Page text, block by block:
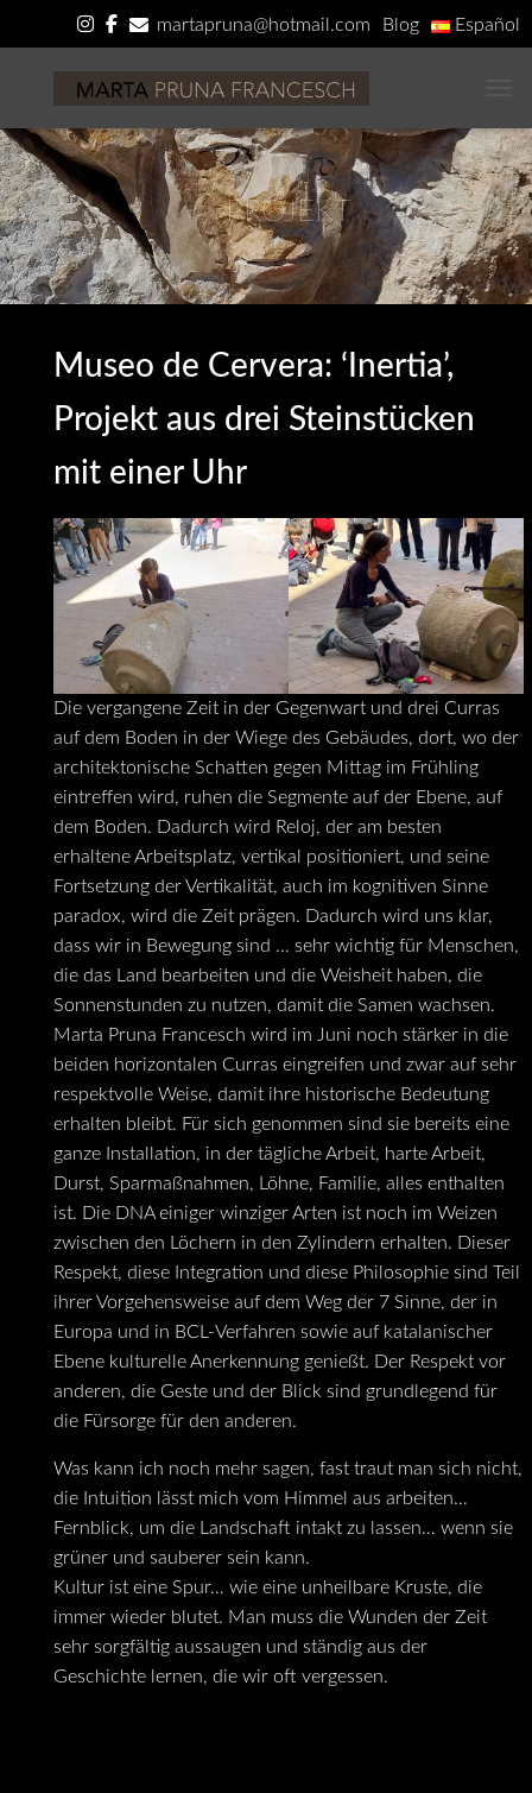
martapruna@hotmail.com Blog Español
Català Deutsch
PROJEKT
Museo de Cervera: ‘Inertia’,
Projekt aus drei Steinstücken
mit einer Uhr
Die vergangene Zeit in der Gegenwart und drei Curras
auf dem Boden in der Wiege des Gebäudes, dort, wo der
architektonische Schatten gegen Mittag im Frühling
eintreffen wird, ruhen die Segmente auf der Ebene, auf
dem Boden. Dadurch wird Reloj, der am besten
erhaltene Arbeitsplatz, vertikal positioniert, und seine
Fortsetzung der Vertikalität, auch im kognitiven Sinne
paradox, wird die Zeit prägen. Dadurch wird uns klar,
dass wir in Bewegung sind … sehr wichtig für Menschen,
die das Land bearbeiten und die Weisheit haben, die
Sonnenstunden zu nutzen, damit die Samen wachsen.
Marta Pruna Francesch wird im Juni noch stärker in die
beiden horizontalen Curras eingreifen und zwar auf sehr
respektvolle Weise, damit ihre historische Bedeutung
erhalten bleibt. Für sich genommen sind sie bereits eine
ganze Installation, in der tägliche Arbeit, harte Arbeit,
Durst, Sparmaßnahmen, Löhne, Familie, alles enthalten
ist. Die DNA einiger winziger Arten ist noch im Weizen
zwischen den Löchern in den Zylindern erhalten. Dieser
Respekt, diese Integration und diese Philosophie sind Teil
ihrer Vorgehensweise auf dem Weg der 7 Sinne, der in
Europa und in BCL-Verfahren sowie auf katalanischer
Ebene kulturelle Anerkennung genießt. Der Respekt vor
anderen, die Geste und der Blick sind grundlegend für
die Fürsorge für den anderen.
Was kann ich noch mehr sagen, fast traut man sich nicht,
die Intuition lässt mich vom Himmel aus arbeiten…
Fernblick, um die Landschaft intakt zu lassen… wenn sie
grüner und sauberer sein kann.
Kultur ist eine Spur… wie eine unheilbare Kruste, die
immer wieder blutet. Man muss die Wunden der Zeit
sehr sorgfältig aussaugen und ständig aus der
Geschichte lernen, die wir oft vergessen.